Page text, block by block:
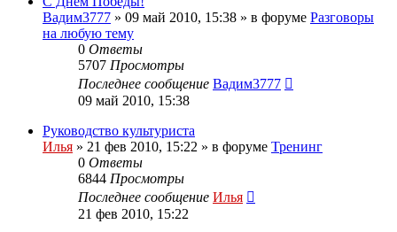
Вадим3777 » 09 май 2010, 15:38 » в форуме Разговоры
на любую тему
0 Ответы
5707 Просмотры
Последнее сообщение Вадим3777
09 май 2010, 15:38
Руководство культуриста
Илья » 21 фев 2010, 15:22 » в форуме Тренинг
0 Ответы
6844 Просмотры
Последнее сообщение Илья
21 фев 2010, 15:22